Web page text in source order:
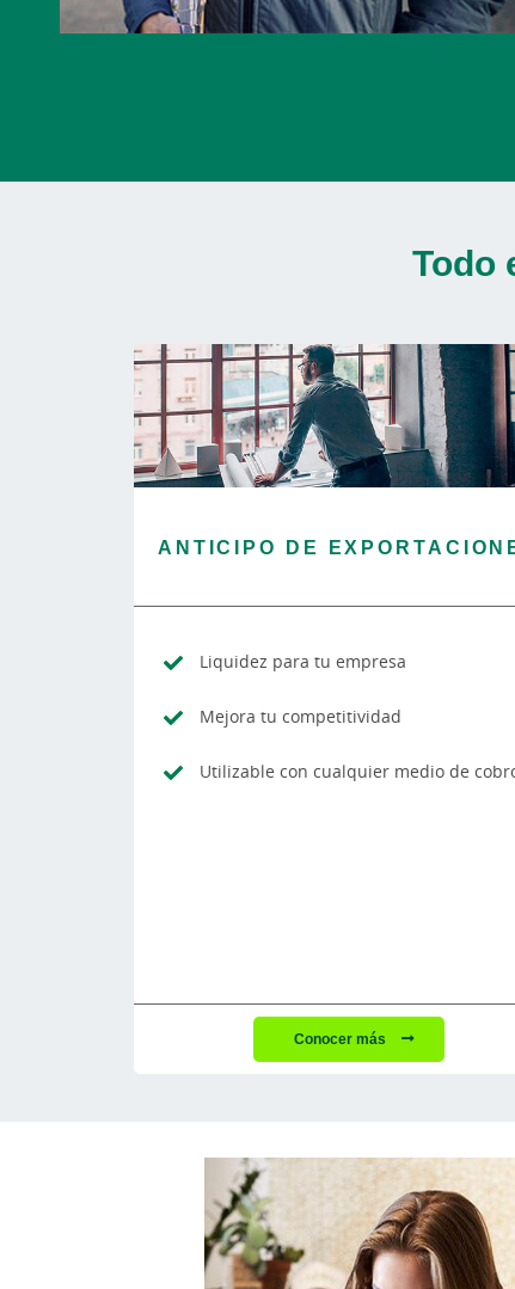
Todo
ANTICIPO DE
Liquidez para tu empresa
Mejora tu competitividad
Utilizable con cualquier medio de
Conocer más